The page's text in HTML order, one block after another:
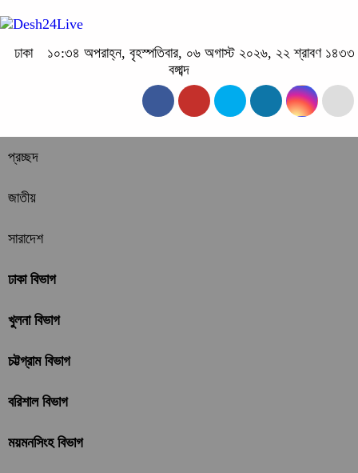
ঢাকা
১০:৩৪ অপরাহ্ন, বৃহস্পতিবার, ০৬ অগাস্ট ২০২৬, ২২ শ্রাবণ ১৪৩৩
বঙ্গাব্দ
প্রচ্ছদ
জাতীয়
সারাদেশ
ঢাকা বিভাগ
খুলনা বিভাগ
চট্টগ্রাম বিভাগ
বরিশাল বিভাগ
ময়মনসিংহ বিভাগ